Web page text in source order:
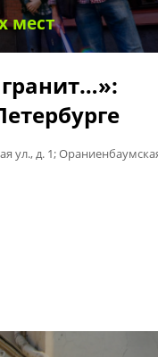
мест
ул., д. 1;